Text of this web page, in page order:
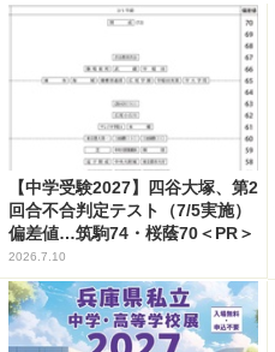
【中学受験2027】四谷大塚、第2
回合不合判定テスト（7/5実施）
偏差値…筑駒74・桜蔭70＜PR＞
2026.7.10